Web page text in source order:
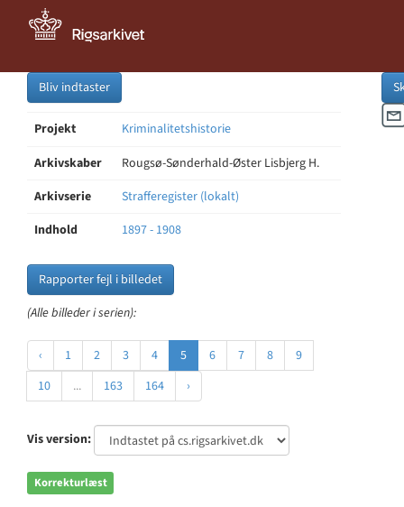
Bliv indtaster
Projekt
Kriminalitetshistorie
Arkivskaber
Rougsø-Sønderhald-Øster Lisbjerg H.
Arkivserie
Strafferegister (lokalt)
Indhold
1897 - 1908
Rapporter fejl i billedet
(Alle billeder i serien):
‹ 1 2 3 4 5 6 7 8
9
10
... 163 164 ›
Vis version:
Korrekturlæst